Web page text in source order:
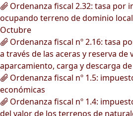
Ordenanza fiscal 2.32: tasa por
ocupando terreno de dominio local
Octubre
Ordenanza fiscal nº 2.16: tasa
a través de las aceras y reserva de
aparcamiento, carga y descarga
Ordenanza fiscal nº 1.5:
económicas
Ordenanza fiscal nº 1.4:
del valor de los terrenos de